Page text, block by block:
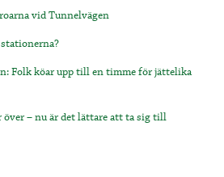
vid Tunnelvägen
Folk köar upp till en timme för jättelika
över – nu är det lättare att ta sig till